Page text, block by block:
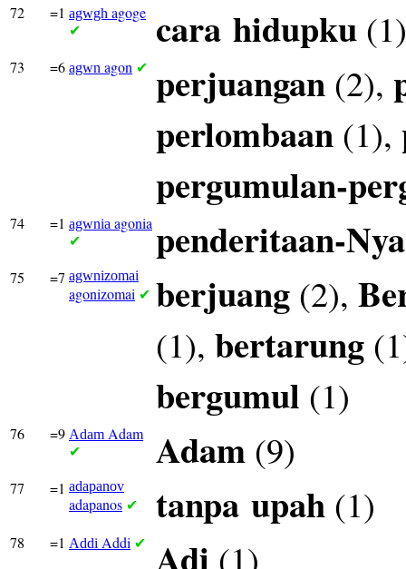
72 =1 agwgh agoge
✔ cara hidupku (1)
73 =6 agwn agon ✔ perjuangan (2),
perlombaan (1),
pergumulan-
74 =1 agwnia agonia
✔ penderitaan-Nya
75 =7 agwnizomai
agonizomai ✔ berjuang (2),
(1), bertarung
bergumul (1)
76 =9 Adam Adam
✔ Adam (9)
77 =1 adapanov
adapanos ✔ tanpa upah (1)
78 =1 Addi Addi ✔ Adi (1)